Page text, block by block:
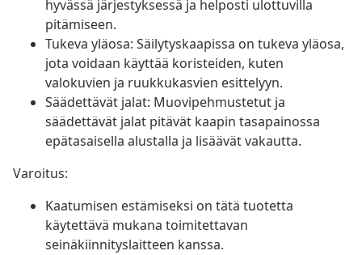
hyvässä järjestyksessä ja helposti ulottuvilla
pitämiseen.
Tukeva yläosa: Säilytyskaapissa on tukeva yläosa,
jota voidaan käyttää koristeiden, kuten
valokuvien ja ruukkukasvien esittelyyn.
Säädettävät jalat: Muovipehmustetut ja
säädettävät jalat pitävät kaapin tasapainossa
epätasaisella alustalla ja lisäävät vakautta.
Varoitus:
Kaatumisen estämiseksi on tätä tuotetta
käytettävä mukana toimitettavan
seinäkiinnityslaitteen kanssa.